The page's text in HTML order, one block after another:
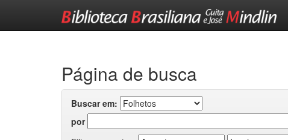
Página de busca
Buscar em:
por